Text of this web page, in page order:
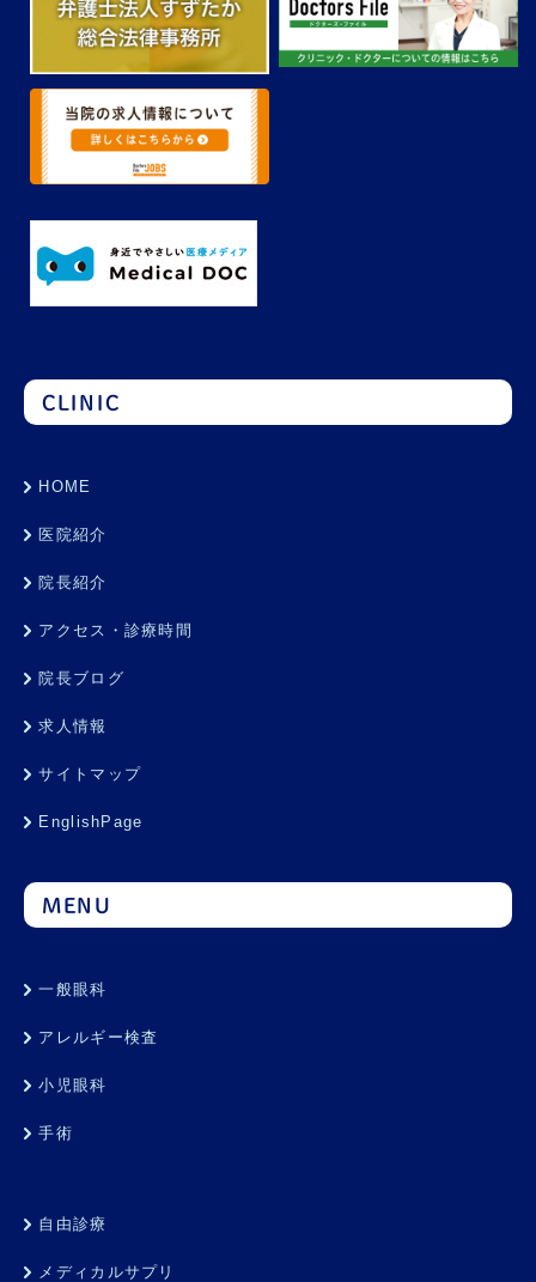
CLINIC
HOME
医院紹介
院長紹介
アクセス・診療時間
院長ブログ
求人情報
サイトマップ
EnglishPage
MENU
一般眼科
アレルギー検査
小児眼科
手術
自由診療
メディカルサプリ